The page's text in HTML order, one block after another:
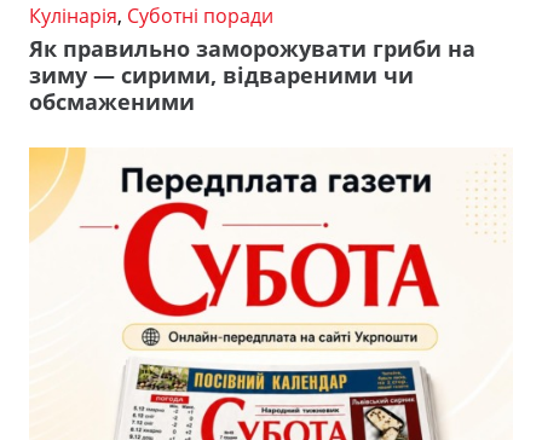
Кулінарія, Суботні поради
Як правильно заморожувати гриби на
зиму — сирими, відвареними чи
обсмаженими